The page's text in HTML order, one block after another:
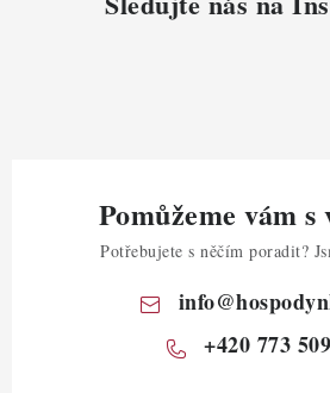
Pomůžeme vám
Potřebujete s něčím poradit?
info@
+420 773